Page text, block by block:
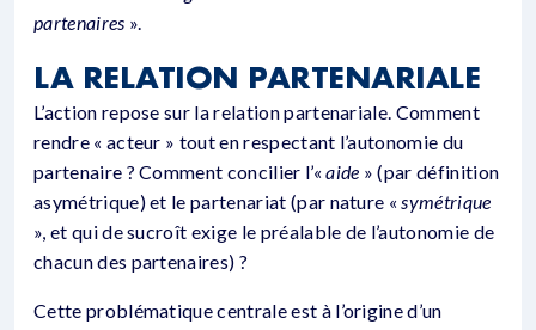
partenaires ».
LA RELATION PARTENARIALE
L’action repose sur la relation partenariale. Comment
rendre « acteur » tout en respectant l’autonomie du
partenaire ? Comment concilier l’«aide » (par définition
asymétrique) et le partenariat (par nature «symétrique
», et qui de sucroît exige le préalable de l’autonomie de
chacun des partenaires) ?
Cette problématique centrale est à l’origine d’un